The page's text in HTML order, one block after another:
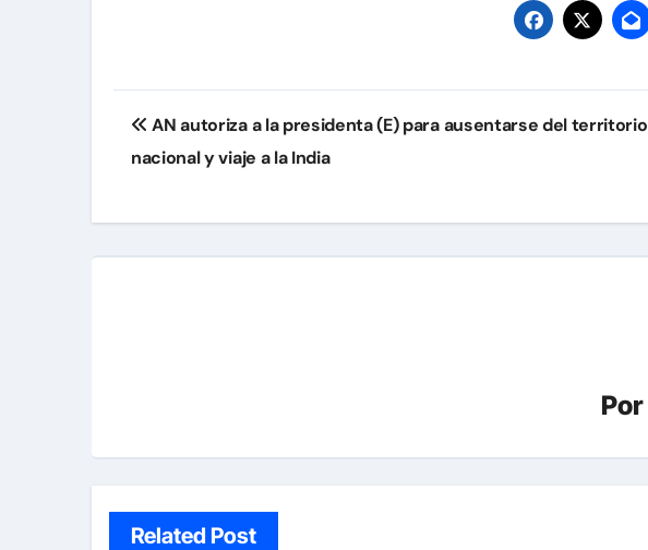
Navegación
de
AN autoriza a la presidenta (E) para ausentarse del territorio
nacional y viaje a la India
Por
Related Post